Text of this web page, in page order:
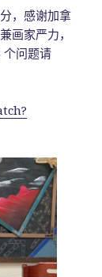
，感谢加拿
画家严力，
个问题请